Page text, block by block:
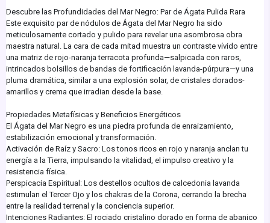
Descubre las Profundidades del Mar Negro: Par de Ágata Pulida Rara
Este exquisito par de nódulos de Ágata del Mar Negro ha sido
meticulosamente cortado y pulido para revelar una asombrosa obra
maestra natural. La cara de cada mitad muestra un contraste vívido entre
una matriz de rojo-naranja terracota profunda—salpicada con raros,
intrincados bolsillos de bandas de fortificación lavanda-púrpura—y una
pluma dramática, similar a una explosión solar, de cristales dorados-
amarillos y crema que irradian desde la base.
Propiedades Metafísicas y Beneficios Energéticos
El Ágata del Mar Negro es una piedra profunda de enraizamiento,
estabilización emocional y transformación.
Activación de Raíz y Sacro: Los tonos ricos en rojo y naranja anclan tu
energía a la Tierra, impulsando la vitalidad, el impulso creativo y la
resistencia física.
Perspicacia Espiritual: Los destellos ocultos de calcedonia lavanda
estimulan el Tercer Ojo y los chakras de la Corona, cerrando la brecha
entre la realidad terrenal y la conciencia superior.
Intenciones Radiantes: El rociado cristalino dorado en forma de abanico